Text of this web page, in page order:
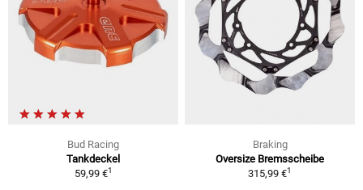
Bud Racing
Tankdeckel
59,99 €1
Braking
Oversize Bremsscheibe
315,99 €1